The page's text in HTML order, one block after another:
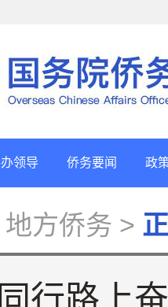
领导 侨务要闻 政
地方侨务 >